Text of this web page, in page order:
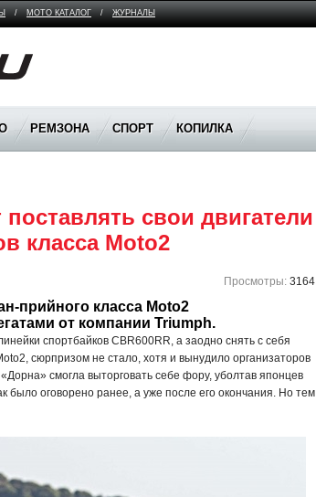
/ МОТО КАТАЛОГ / ЖУРНАЛЫ
РЕМЗОНА СПОРТ КОПИЛКА
свои двигатели
класса Moto2
Просмотры: 3164
прийного класса Moto2
от компании Triumph.
спортбайков CBR600RR, а заодно снять с себя
сюрпризом не стало, хотя и вынудило организаторов
смогла выторговать себе фору, уболтав японцев
было оговорено ранее, а уже после его окончания. Но тем